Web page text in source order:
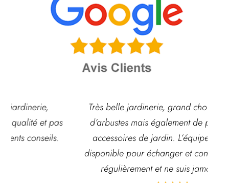
Très belle jardinerie, grand choix de fleurs et
d’arbustes mais également de pots ou autre
accessoires de jardin. L’équipe est souvent
disponible pour échanger et conseiller. J’y vais
régulièrement et ne suis jamais déçue.